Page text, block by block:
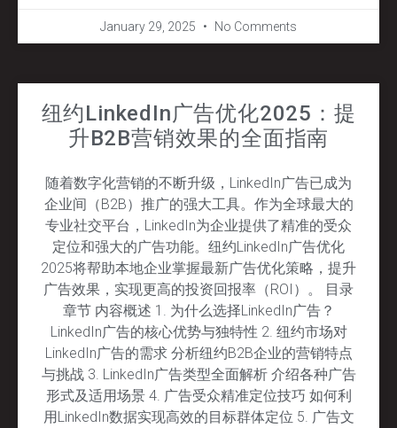
January 29, 2025 No Comments
纽约LinkedIn广告优化2025：提
升B2B营销效果的全面指南
随着数字化营销的不断升级，LinkedIn广告已成为
企业间（B2B）推广的强大工具。作为全球最大的
专业社交平台，LinkedIn为企业提供了精准的受众
定位和强大的广告功能。纽约LinkedIn广告优化
2025将帮助本地企业掌握最新广告优化策略，提升
广告效果，实现更高的投资回报率（ROI）。 目录
章节 内容概述 1. 为什么选择LinkedIn广告？
LinkedIn广告的核心优势与独特性 2. 纽约市场对
LinkedIn广告的需求 分析纽约B2B企业的营销特点
与挑战 3. LinkedIn广告类型全面解析 介绍各种广告
形式及适用场景 4. 广告受众精准定位技巧 如何利
用LinkedIn数据实现高效的目标群体定位 5. 广告文